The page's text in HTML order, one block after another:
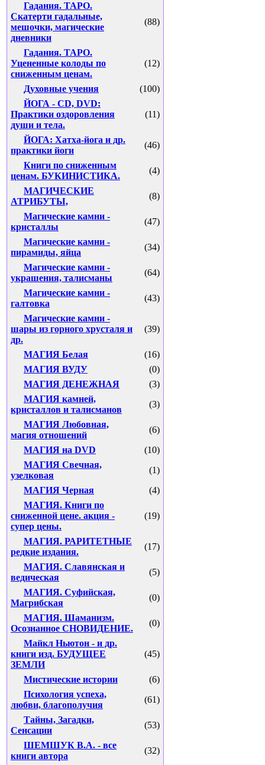
Гадания. ТАРО.
Скатерти гадальные,
мешочки, магические
дневники
(88)
Гадания. ТАРО.
Уцененные колоды по
сниженным ценам.
(12)
Духовные учения
(100)
ЙОГА - CD, DVD:
Практики оздоровления
души и тела.
(11)
ЙОГА: Хатха-йога и др.
практики йоги
(46)
Книги по сниженным
ценам. БУКИНИСТИКА.
(4)
МАГИЧЕСКИЕ
АТРИБУТЫ,
(8)
Магические камни -
кристаллы
(47)
Магические камни -
пирамиды, яйца
(34)
Магические камни -
украшения, талисманы
(64)
Магические камни -
галтовка
(43)
Магические камни -
шары из горного хрусталя и
др.
(39)
МАГИЯ Белая
(16)
МАГИЯ ВУДУ
(0)
МАГИЯ ДЕНЕЖНАЯ
(3)
МАГИЯ камней,
кристаллов и талисманов
(3)
МАГИЯ Любовная,
магия отношений
(6)
МАГИЯ на DVD
(10)
МАГИЯ Свечная,
узелковая
(1)
МАГИЯ Черная
(4)
МАГИЯ. Книги по
сниженной цене. акция -
супер цены.
(19)
МАГИЯ. РАРИТЕТНЫЕ
редкие издания.
(17)
МАГИЯ. Славянская и
ведическая
(5)
МАГИЯ. Суфийская,
Магрибская
(0)
МАГИЯ. Шаманизм.
Осознанное СНОВИДЕНИЕ.
(0)
Майкл Ньютон - и др.
книги изд. БУДУЩЕЕ
ЗЕМЛИ
(45)
Мистические истории
(6)
Психология успеха,
любви, благополучия
(61)
Тайны, Загадки,
Сенсации
(53)
ШЕМШУК В.А. - все
книги автора
(32)